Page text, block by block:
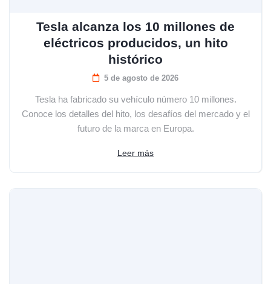
Tesla alcanza los 10 millones de
eléctricos producidos, un hito
histórico
5 de agosto de 2026
Tesla ha fabricado su vehículo número 10 millones.
Conoce los detalles del hito, los desafíos del mercado y el
futuro de la marca en Europa.
Leer más